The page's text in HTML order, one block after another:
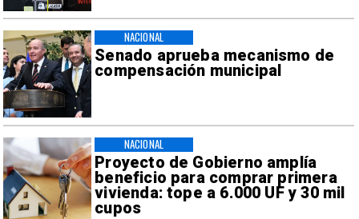
Senado aprueba mecanismo de
compensación municipal
NACIONAL
Proyecto de Gobierno amplía
beneficio para comprar primera
vivienda: tope a 6.000 UF y 30 mil
cupos
NACIONAL